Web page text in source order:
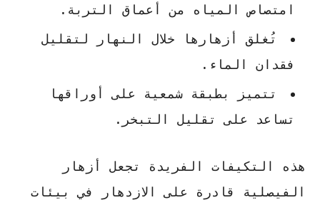
امتصاص المياه من أعماق التربة.
تُغلق أزهارها خلال النهار لتقليل
فقدان الماء.
تتميز بطبقة شمعية على أوراقها
تساعد على تقليل التبخر.
هذه التكيفات الفريدة تجعل أزهار
الفيصلية قادرة على الازدهار في بيئات